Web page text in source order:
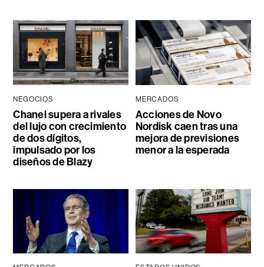
NEGOCIOS
Chanel supera a rivales
del lujo con crecimiento
de dos dígitos,
impulsado por los
diseños de Blazy
MERCADOS
Acciones de Novo
Nordisk caen tras una
mejora de previsiones
menor a la esperada